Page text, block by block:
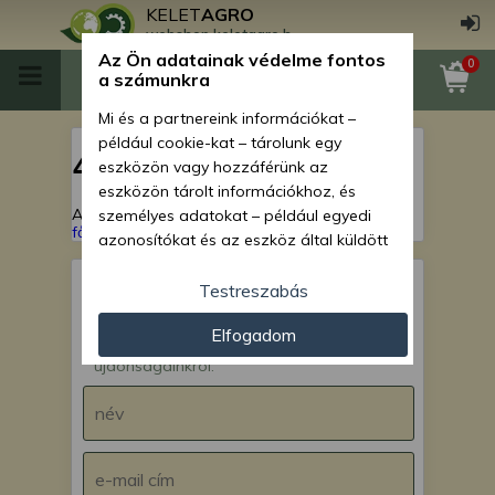
KELETAGRO
webshop.keletagro.hu
0
404
A keresett oldal nem található!Vissza a
főoldalra
IRATKOZZ FEL hírlevelünkre!
Értesülj akcióinkról,
újdonságainkról.
Az Ön adatainak védelme fontos
a számunkra
Mi és a partnereink információkat –
például cookie-kat – tárolunk egy
eszközön vagy hozzáférünk az
eszközön tárolt információkhoz, és
személyes adatokat – például egyedi
azonosítókat és az eszköz által küldött
személyre szabott hirdetések és
tartalom nyújtásához, hirdetés- és
tartalomméréshez, nézettségi adatok
gyűjtéséhez, valamint termékek
kifejlesztéséhez és a termékek
javításához. Az Ön engedélyével mi és a
módszerrel szerzett pontos geolokációs
adatokat és azonosítási információkat
Testreszabás
Elfogadom